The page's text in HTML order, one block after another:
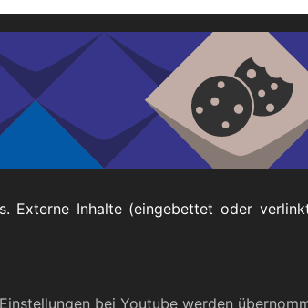
(klicken Sie auf die blaue Schrift)
in Alltagssprache bei kobinet-
mensch-umfrage-grosse-sorgen-
Externe Inhalte (eingebettet oder
bei Youtube werden